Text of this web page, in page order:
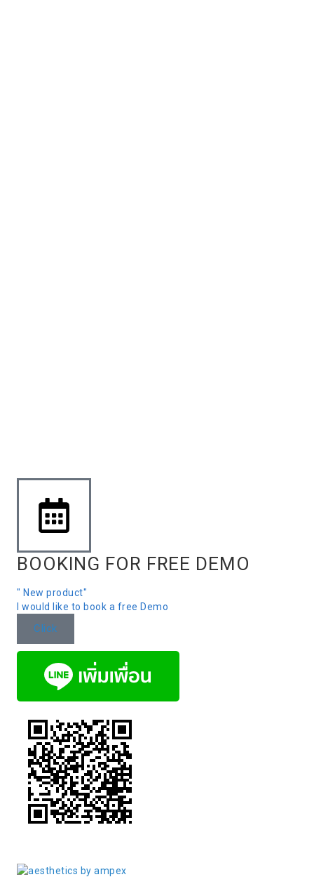
BOOKING FOR FREE DEMO
" New product"
I would like to book a free Demo
Click